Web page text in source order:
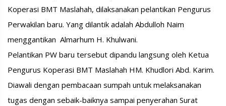
Koperasi BMT Maslahah, dilaksanakan pelantikan Pengurus
Perwakilan baru. Yang dilantik adalah Abdulloh Naim
menggantikan Almarhum H. Khulwani.
Pelantikan PW baru tersebut dipandu langsung oleh Ketua
Pengurus Koperasi BMT Maslahah HM. Khudlori Abd. Karim.
Diawali dengan pembacaan sumpah untuk melaksanakan
tugas dengan sebaik-baiknya sampai penyerahan Surat